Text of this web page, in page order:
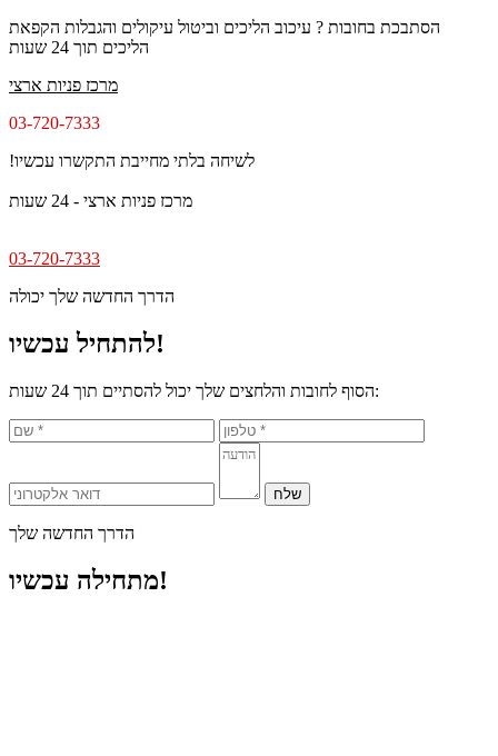
הסתבכת בחובות ? עיכוב הליכים וביטול עיקולים והגבלות הקפאת
הליכים תוך 24 שעות
מרכז פניות ארצי
03-720-7333
!לשיחה בלתי מחייבת התקשרו עכשיו
מרכז פניות ארצי - 24 שעות
03-720-7333
הדרך החדשה שלך יכולה
להתחיל עכשיו!
הסוף לחובות והלחצים שלך יכול להסתיים תוך 24 שעות:
הדרך החדשה שלך
מתחילה עכשיו!